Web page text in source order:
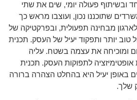
ובשיתוף פעולה יומי, שים את שתי
שתוכננו נכון, ועוצבו מראש כך
מבחינה תפעולית, ובפרקטיקה של
טוב יותר ותפקוד יעיל של העסק. תכנית
ומוכיחה את עצמה בשטח. עליה
לתפוקות העסק. תכנית
באופן יעיל היא בהחלט הצהרה ברורה
שלך.